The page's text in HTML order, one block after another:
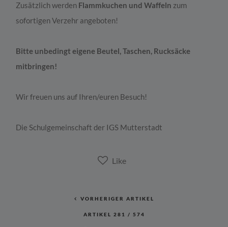
Zusätzlich werden Flammkuchen und Waffeln zum
sofortigen Verzehr angeboten!
Bitte unbedingt eigene Beutel, Taschen, Rucksäcke
mitbringen!
Wir freuen uns auf Ihren/euren Besuch!
Die Schulgemeinschaft der IGS Mutterstadt
VORHERIGER ARTIKEL
ARTIKEL 281 / 574